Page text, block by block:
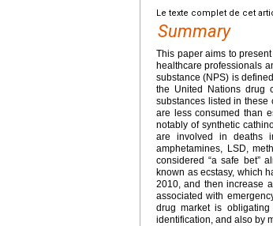
Le texte complet de cet
Summary
This paper aims to
healthcare professionals
substance (NPS) is
the United Nations drug
substances listed in these
are less consumed than
notably of synthetic
are involved in deaths in
amphetamines, LSD,
considered “a safe bet”
known as ecstasy, which
2010, and then increase
associated with
drug market is
identification, and also by